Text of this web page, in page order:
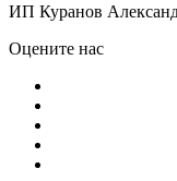
ИП Куранов
Оцените нас